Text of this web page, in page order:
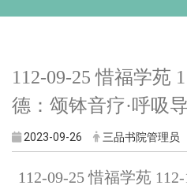
112-09-25 惜福学苑
德：颂钵音疗·呼吸导
2023-09-26 三品书院管理员
112-09-25 惜福学苑